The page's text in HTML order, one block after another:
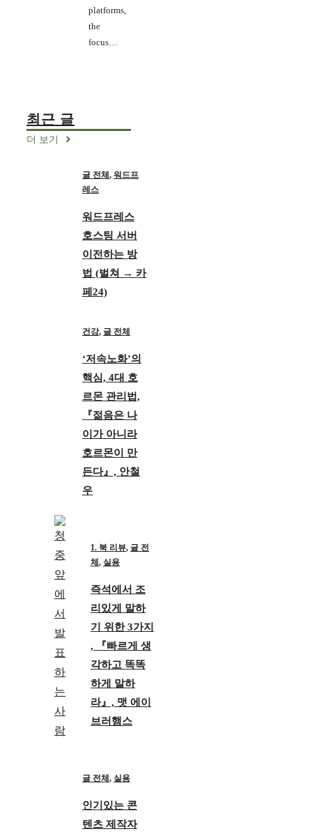
platforms,
the
focus…
최근 글
더 보기
글 전체, 워드프
레스
워드프레스
호스팅 서버
이전하는 방
법 (벌쳐 → 카
페24)
건강, 글 전체
‘저속노화’의
핵심, 4대 호
르몬 관리법,
『젊음은 나
이가 아니라
호르몬이 만
든다』, 안철
우
1. 북 리뷰, 글 전
체, 실용
즉석에서 조
리있게 말하
기 위한 3가지
, 『빠르게 생
각하고 똑똑
하게 말하
라』, 맷 에이
브러햄스
글 전체, 실용
인기있는 콘
텐츠 제작자